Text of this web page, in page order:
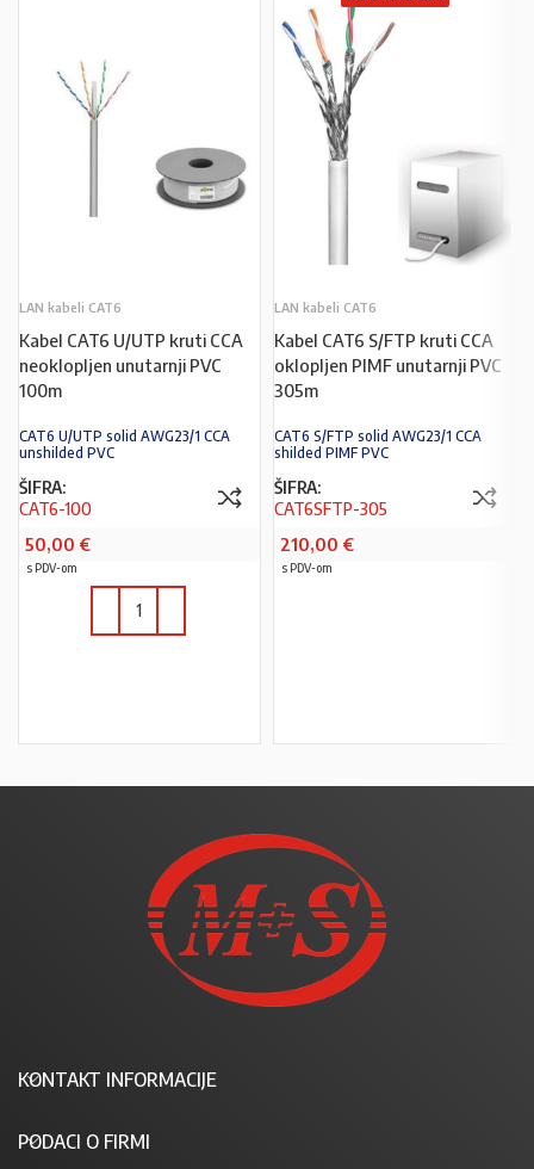
LAN kabeli CAT6
Kabel CAT6 U/UTP kruti CCA
neoklopljen unutarnji PVC
100m
CAT6 U/UTP solid AWG23/1 CCA
unshilded PVC
ŠIFRA:
CAT6-100
50,00 €
s PDV-om
LAN kabeli CAT6
Kabel CAT6 S/FTP kruti CCA
oklopljen PIMF unutarnji PVC
305m
CAT6 S/FTP solid AWG23/1 CCA
shilded PIMF PVC
ŠIFRA:
CAT6SFTP-305
210,00 €
s PDV-om
KONTAKT INFORMACIJE
PODACI O FIRMI